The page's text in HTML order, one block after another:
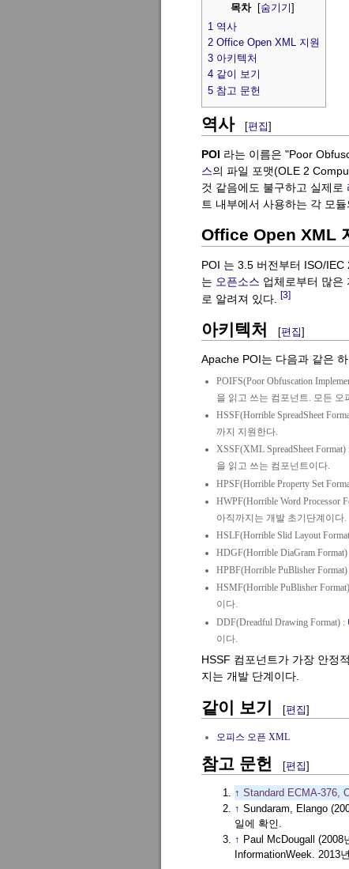
목차 [숨기기]
1 역사
2 Office Open XML 지원
3 아키텍처
4 같이 보기
5 참고 문헌
역사 [편집]
POI 라는 이름은 "Poor
스의 파일 포맷(OLE 2
것 같음에도 불구하고 실제로
트 내부에서 사용하는 각 모
Office Open XML
POI 는 3.5 버전부터 ISO/IEC
는 오픈소스 업체로부터 많은
로 알려져 있다.
[3]
아키텍처 [편집]
Apache POI는 다음과 같은 하
POIFS(Poor Obfuscation
을 읽고 쓰는 컴포넌트. 모든
HSSF(Horrible SpreadSheet
까지 지원한다.
XSSF(XML SpreadSheet Format)
을 읽고 쓰는 컴포넌트이다.
HPSF(Horrible Property Set
HWPF(Horrible Word Processor
아직까지는 개발 초기단계이다.
HSLF(Horrible Slid Layout
HDGF(Horrible DiaGram Format)
HPBF(Horrible PuBlisher Format)
HSMF(Horrible PuBlisher
이다.
DDF(Dreadful Drawing Format) :
이다.
HSSF 컴포넌트가 가장 안정
지는 개발 단계이다.
같이 보기 [편집]
오피스 오픈 XML
참고 문헌 [편집]
이
동
↑ Standard ECMA-376,
이
동
↑ Sundaram, Elango
일에 확인.
이
동
↑ Paul McDougall (2008
InformationWeek. 2013